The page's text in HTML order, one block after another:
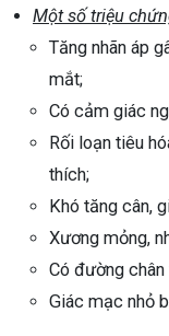
Một số triệu
Tăng nhãn áp
mắt;
Có cảm giác
Rối loạn tiêu
thích;
Khó tăng cân,
Xương mỏng,
Có đường
Giác mạc nhỏ